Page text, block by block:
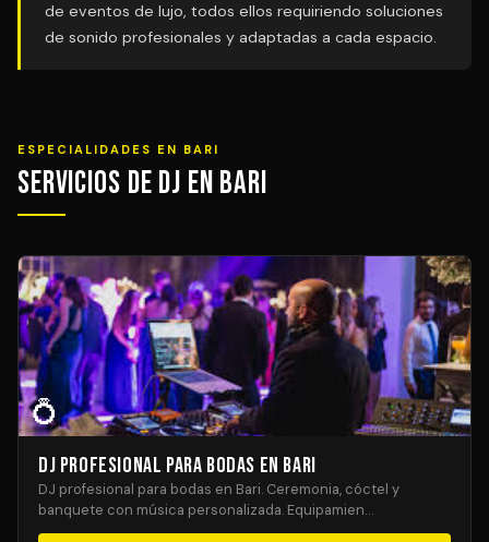
de eventos de lujo, todos ellos requiriendo soluciones
de sonido profesionales y adaptadas a cada espacio.
ESPECIALIDADES EN BARI
Servicios de DJ en Bari
💍
DJ Profesional para Bodas en Bari
DJ profesional para bodas en Bari. Ceremonia, cóctel y
banquete con música personalizada. Equipamien…